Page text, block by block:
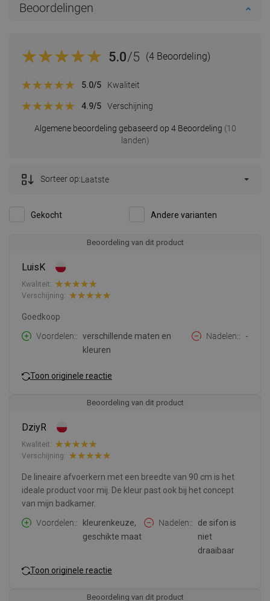
Beoordelingen
5.0/5 (4 Beoordeling)
Algemene beoordeling gebaseerd op 4 Beoordeling (10
landen)
5.0/5 Kwaliteit
4.9/5 Verschijning
Gekocht Andere varianten
Sorteer op:Laatste
Beoordeling van dit product
LuisK
Kwaliteit:
Verschijning:
Goedkoop
Voordelen:
verschillende maten en
kleuren
Nadelen: -
Toon originele reactie
Beoordeling van dit product
DziyR
Kwaliteit:
Verschijning:
De lineaire afvoerkern met een breedte van 90 cm is het
ideale product voor mij. De kleur past ook bij het concept
van mijn badkamer.
Voordelen:
kleurenkeuze,
geschikte maat
Nadelen:
de sifon is
niet
draaibaar
Toon originele reactie
Beoordeling van dit product